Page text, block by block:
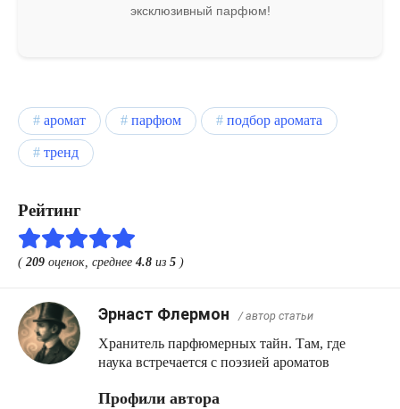
эксклюзивный парфюм!
аромат парфюм
подбор аромата
тренд
Рейтинг
(209 оценок, среднее 4.8 из 5 )
Эрнаст Флермон / автор статьи
Хранитель парфюмерных тайн. Там, где
наука встречается с поэзией ароматов
Профили автора